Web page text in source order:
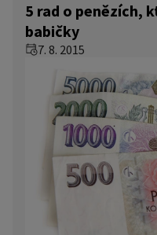
5 rad o penězích,
babičky
7. 8. 2015